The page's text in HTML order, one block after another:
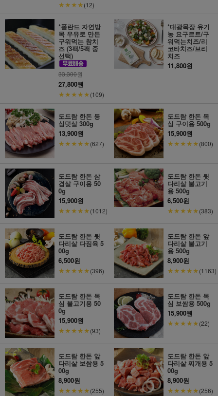
★★★★(12)
*폴란드 자연방
목 우유로 만든
구워먹는 참치
즈 (3팩/5팩 중
선택)
33,300원
27,800원
★★★★★(109)
*대광목장 유기
농 요구르트/구
워먹는치즈/리
코타치즈/브리
치즈
11,800원
도드람 한돈 등
심덧살 300g
13,900원
★★★★★(627)
도드람 한돈 목
심 구이용 500g
15,900원
★★★★★(800)
도드람 한돈 삼
겹살 구이용 50
0g
15,900원
★★★★★(1012)
도드람 한돈 뒷
다리살 불고기
용 500g
6,500원
★★★★★(383)
도드람 한돈 뒷
다리살 다짐육 5
00g
6,500원
★★★★★(396)
도드람 한돈 앞
다리살 불고기
용 500g
8,900원
★★★★★(1163)
도드람 한돈 목
심 불고기용 50
0g
15,900원
★★★★★(93)
도드람 한돈 목
심 보쌈용 500g
15,900원
★★★★★(22)
도드람 한돈 앞
다리살 보쌈용 5
00g
8,900원
★★★★★(255)
도드람 한돈 앞
다리살 찌개용 5
00g
8,900원
★★★★★(256)